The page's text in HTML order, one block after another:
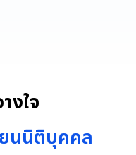
งใจ
นนิติบุคคล